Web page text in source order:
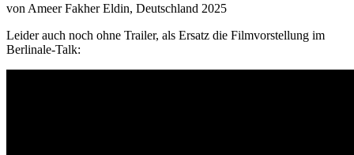
von Ameer Fakher Eldin, Deutschland 2025
Leider auch noch ohne Trailer, als Ersatz die Filmvorstellung im
Berlinale-Talk: